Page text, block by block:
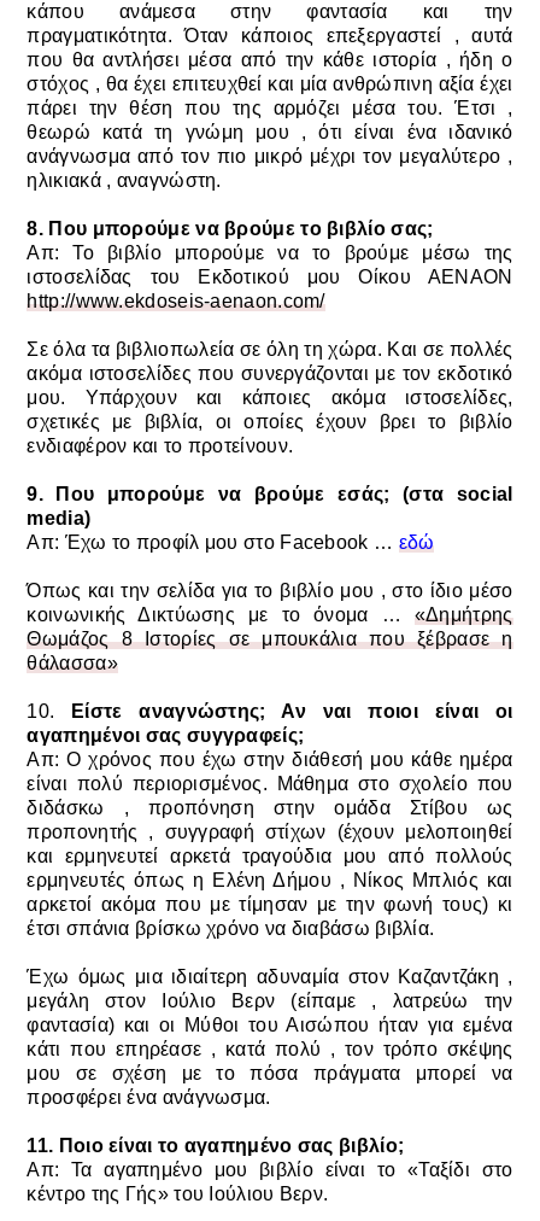
κάπου ανάμεσα στην φαντασία και την
πραγματικότητα. Όταν κάποιος επεξεργαστεί , αυτά
που θα αντλήσει μέσα από την κάθε ιστορία , ήδη ο
στόχος , θα έχει επιτευχθεί και μία ανθρώπινη αξία έχει
πάρει την θέση που της αρμόζει μέσα του. Έτσι ,
θεωρώ κατά τη γνώμη μου , ότι είναι ένα ιδανικό
ανάγνωσμα από τον πιο μικρό μέχρι τον μεγαλύτερο ,
ηλικιακά , αναγνώστη.
8. Που μπορούμε να βρούμε το βιβλίο σας;
Απ: Το βιβλίο μπορούμε να το βρούμε μέσω της
ιστοσελίδας του Εκδοτικού μου Οίκου ΑΕΝΑΟΝ
http://www.ekdoseis-aenaon.com/
Σε όλα τα βιβλιοπωλεία σε όλη τη χώρα. Και σε πολλές
ακόμα ιστοσελίδες που συνεργάζονται με τον εκδοτικό
μου. Υπάρχουν και κάποιες ακόμα ιστοσελίδες,
σχετικές με βιβλία, οι οποίες έχουν βρει το βιβλίο
ενδιαφέρον και το προτείνουν.
9. Που μπορούμε να βρούμε εσάς; (στα social
media)
Απ: Έχω το προφίλ μου στο Facebook … εδώ
Όπως και την σελίδα για το βιβλίο μου , στο ίδιο μέσο
κοινωνικής Δικτύωσης με το όνομα … «Δημήτρης
Θωμάζος 8 Ιστορίες σε μπουκάλια που ξέβρασε η
θάλασσα»
10.
Είστε αναγνώστης; Αν ναι ποιοι είναι οι
αγαπημένοι σας συγγραφείς;
Απ: Ο χρόνος που έχω στην διάθεσή μου κάθε ημέρα
είναι πολύ περιορισμένος.
Μάθημα στο σχολείο που
διδάσκω , προπόνηση στην ομάδα Στίβου ως
προπονητής , συγγραφή στίχων (έχουν μελοποιηθεί
και ερμηνευτεί αρκετά τραγούδια μου από πολλούς
ερμηνευτές όπως η Ελένη Δήμου , Νίκος Μπλιός και
αρκετοί ακόμα που με τίμησαν με την φωνή τους) κι
έτσι σπάνια βρίσκω χρόνο να διαβάσω βιβλία.
Έχω όμως μια ιδιαίτερη αδυναμία στον Καζαντζάκη ,
μεγάλη στον Ιούλιο Βερν (είπαμε , λατρεύω την
φαντασία) και οι Μύθοι του Αισώπου ήταν για εμένα
κάτι που επηρέασε , κατά πολύ , τον τρόπο σκέψης
μου σε σχέση με το πόσα πράγματα μπορεί να
προσφέρει ένα ανάγνωσμα.
11. Ποιο είναι το αγαπημένο σας βιβλίο;
Απ: Τα αγαπημένο μου βιβλίο είναι το «Ταξίδι στο
κέντρο της Γής» του Ιούλιου Βερν.